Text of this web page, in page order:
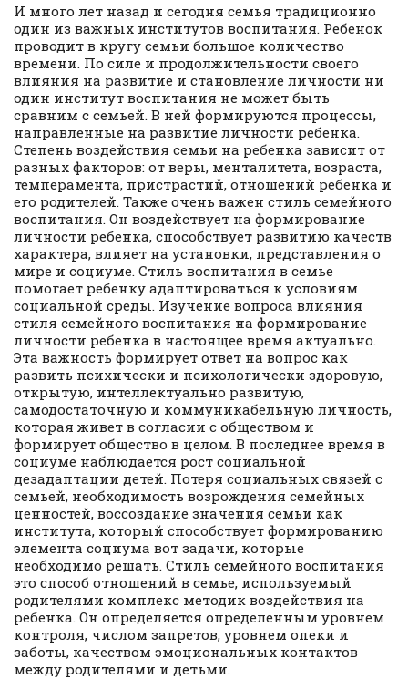
И много лет назад и сегодня семья традиционно
один из важных институтов воспитания. Ребенок
проводит в кругу семьи большое количество
времени. По силе и продолжительности своего
влияния на развитие и становление личности ни
один институт воспитания не может быть
сравним с семьей. В ней формируются процессы,
направленные на развитие личности ребенка.
Степень воздействия семьи на ребенка зависит от
разных факторов: от веры, менталитета, возраста,
темперамента, пристрастий, отношений ребенка и
его родителей. Также очень важен стиль семейного
воспитания. Он воздействует на формирование
личности ребенка, способствует развитию качеств
характера, влияет на установки, представления о
мире и социуме. Стиль воспитания в семье
помогает ребенку адаптироваться к условиям
социальной среды. Изучение вопроса влияния
стиля семейного воспитания на формирование
личности ребенка в настоящее время актуально.
Эта важность формирует ответ на вопрос как
развить психически и психологически здоровую,
открытую, интеллектуально развитую,
самодостаточную и коммуникабельную личность,
которая живет в согласии с обществом и
формирует общество в целом. В последнее время в
социуме наблюдается рост социальной
дезадаптации детей. Потеря социальных связей с
семьей, необходимость возрождения семейных
ценностей, воссоздание значения семьи как
института, который способствует формированию
элемента социума вот задачи, которые
необходимо решать. Стиль семейного воспитания
это способ отношений в семье, используемый
родителями комплекс методик воздействия на
ребенка. Он определяется определенным уровнем
контроля, числом запретов, уровнем опеки и
заботы, качеством эмоциональных контактов
между родителями и детьми.